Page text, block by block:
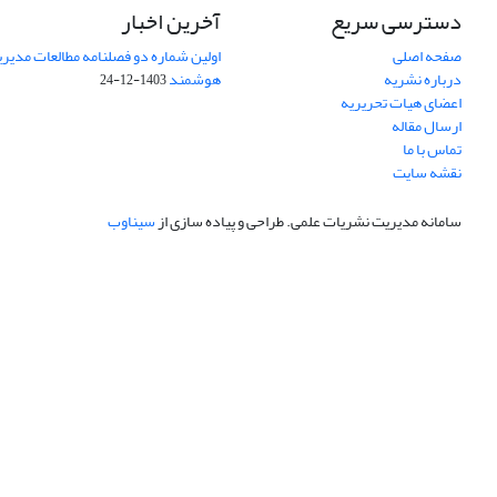
دسترسی سریع
صفحه اصلی
درباره نشریه
اعضای هیات تحریریه
ارسال مقاله
تماس با ما
نقشه سایت
آخرین اخبار
اولین شماره دو فصلنامه مطالعات
هوشمند1403-12-24
سامانه مدیریت نشریات علمی.طراحی و پیاده سازی ازسیناوب